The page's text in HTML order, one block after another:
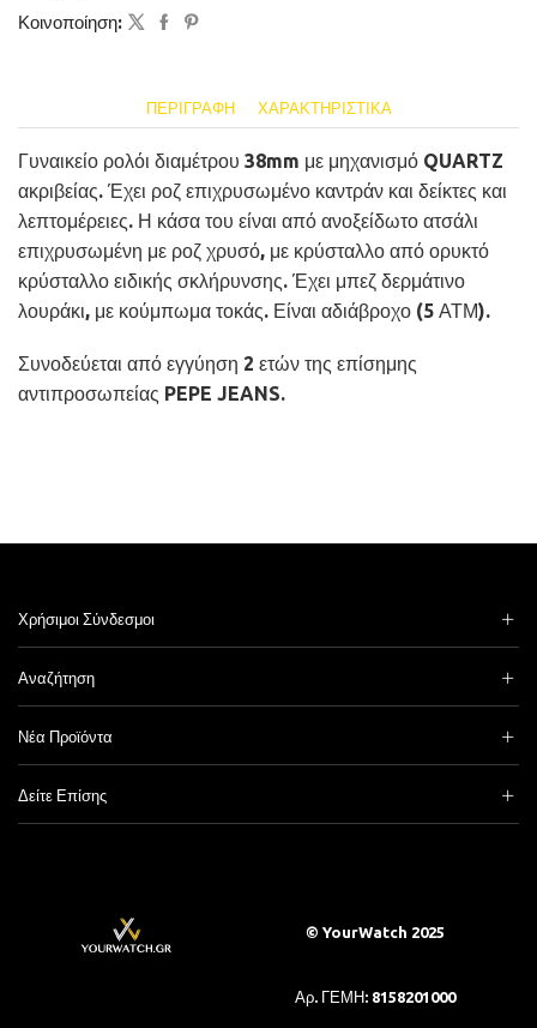
Κοινοποίηση:
ΠΕΡΙΓΡΑΦΉ ΧΑΡΑΚΤΗΡΙΣΤΙΚΆ
Γυναικείο ρολόι διαμέτρου 38mm με μηχανισμό QUARTZ
ακριβείας. Έχει ροζ επιχρυσωμένο καντράν και δείκτες και
λεπτομέρειες. Η κάσα του είναι από ανοξείδωτο ατσάλι
επιχρυσωμένη με ροζ χρυσό, με κρύσταλλο από ορυκτό
κρύσταλλο ειδικής σκλήρυνσης. Έχει μπεζ δερμάτινο
λουράκι, με κούμπωμα τοκάς. Είναι αδιάβροχο (5 ΑΤΜ).
Συνοδεύεται από εγγύηση 2 ετών της επίσημης
αντιπροσωπείας PEPE JEANS.
Χρήσιμοι Σύνδεσμοι
Αναζήτηση
Νέα Προϊόντα
Δείτε Επίσης
© YourWatch 2025
Αρ. ΓΕΜΗ: 8158201000